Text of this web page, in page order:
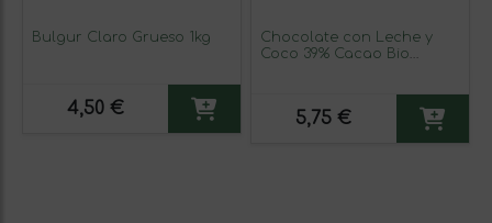
Bulgur Claro Grueso 1kg
4,50 €
Chocolate con Leche y
Coco 39% Cacao Bio
5,75 €